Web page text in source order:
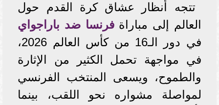
تتجه أنظار عشاق كرة القدم حول
العالم إلى مباراةفرنسا ضد باراجواي
في دور الـ16 من كأس العالم 2026،
في مواجهة تحمل الكثير من الإثارة
والطموح، ويسعى المنتخب الفرنسي
لمواصلة مشواره نحو اللقب، بينما